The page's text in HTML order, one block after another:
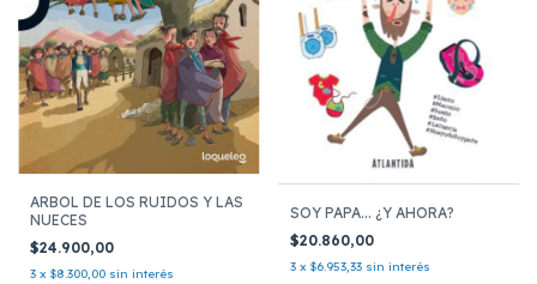
ARBOL DE LOS RUIDOS Y LAS
NUECES
$24.900,00
3 x $8.300,00 sin interés
SOY PAPA... ¿Y AHORA?
$20.860,00
3 x $6.953,33 sin interés